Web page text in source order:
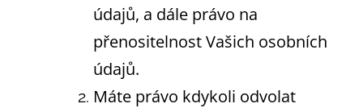
údajů, a dále právo na
přenositelnost Vašich osobních
údajů.
Máte právo kdykoli odvolat